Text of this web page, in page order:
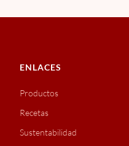
ENLACES
Productos
Recetas
Sustentabilidad